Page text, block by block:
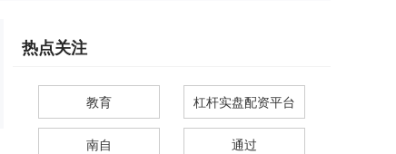
热点关注
教育 杠杆实盘配资平台
南自 通过